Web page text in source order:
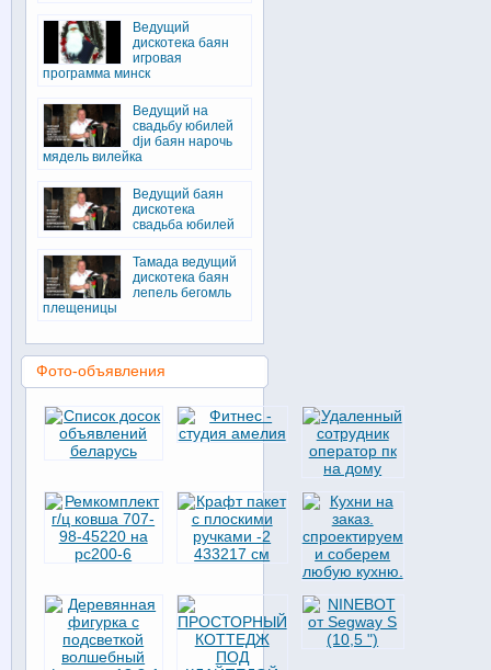
Ведущий
дискотека баян
игровая
программа минск
Ведущий на
свадьбу юбилей
djи баян нарочь
мядель вилейка
Ведущий баян
дискотека
свадьба юбилей
Тамада ведущий
дискотека баян
лепель бегомль
плещеницы
Фото-объявления